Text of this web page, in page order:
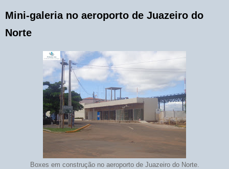
Mini-galeria no aeroporto de Juazeiro do
Norte
Boxes em construção no aeroporto de Juazeiro do Norte.